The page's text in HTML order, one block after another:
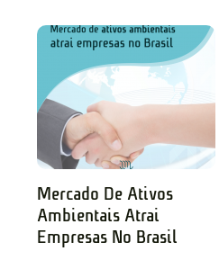
Mercado De Ativos
Ambientais Atrai
Empresas No Brasil